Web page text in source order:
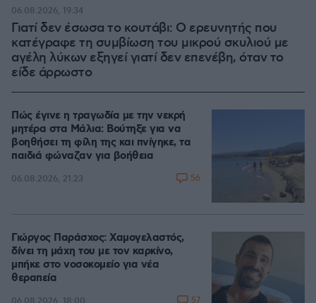
Γιατί δεν έσωσα το κουτάβι: Ο ερευνητής που
κατέγραφε τη συμβίωση του μικρού σκυλιού με
αγέλη λύκων εξηγεί γιατί δεν επενέβη, όταν το
είδε άρρωστο
06.08.2026, 19:34
Πώς έγινε η τραγωδία με την νεκρή
μητέρα στα Μάλια: Βούτηξε για να
βοηθήσει τη φίλη της και πνίγηκε, τα
παιδιά φώναζαν για βοήθεια
06.08.2026, 21:23 56
Γιώργος Παράσχος: Χαμογελαστός,
δίνει τη μάχη του με τον καρκίνο,
μπήκε στο νοσοκομείο για νέα
θεραπεία
06.08.2026, 18:00 57